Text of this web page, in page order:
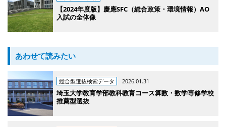
【2024年度版】慶應SFC（総合政策・環境情報）AO
入試の全体像
あわせて読みたい
総合型選抜検索データ 2026.01.31
埼玉大学教育学部教科教育コース算数・数学専修学校
推薦型選抜